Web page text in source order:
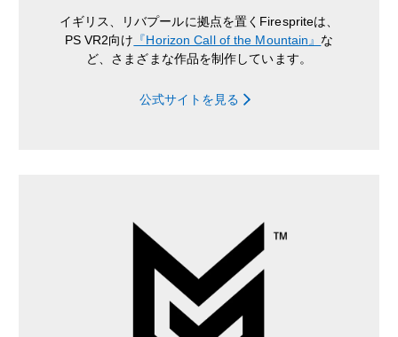
イギリス、リバプールに拠点を置くFirespriteは、
PS VR2向け 『Horizon Call of the Mountain』 な
ど、さまざまな作品を制作しています。
公式サイトを見る